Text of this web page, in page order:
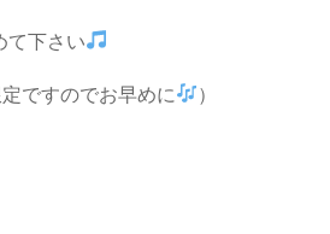
て下さい
定ですのでお早めに ）